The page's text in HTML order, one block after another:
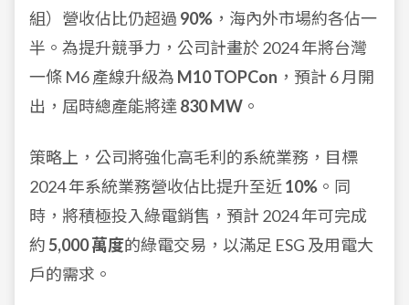
組）營收佔比仍超過 90% ，海內外市場約各佔一
半。為提升競爭力，公司計畫於 2024 年將台灣
一條 M6 產線升級為 M10 TOPCon ，預計 6 月開
出，屆時總產能將達 830 MW 。
策略上，公司將強化高毛利的系統業務，目標
2024 年系統業務營收佔比提升至近10% 。同
時，將積極投入綠電銷售，預計 2024 年可完成
約5,000 萬度的綠電交易，以滿足 ESG 及用電大
戶的需求。